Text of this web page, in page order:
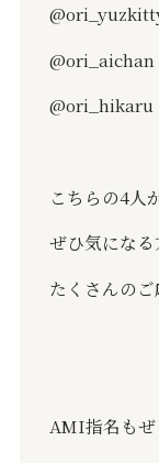
@ori_aichan
@ori_hikaru
こちらの4人
ぜひ気になる
たくさんの
AMI指名も